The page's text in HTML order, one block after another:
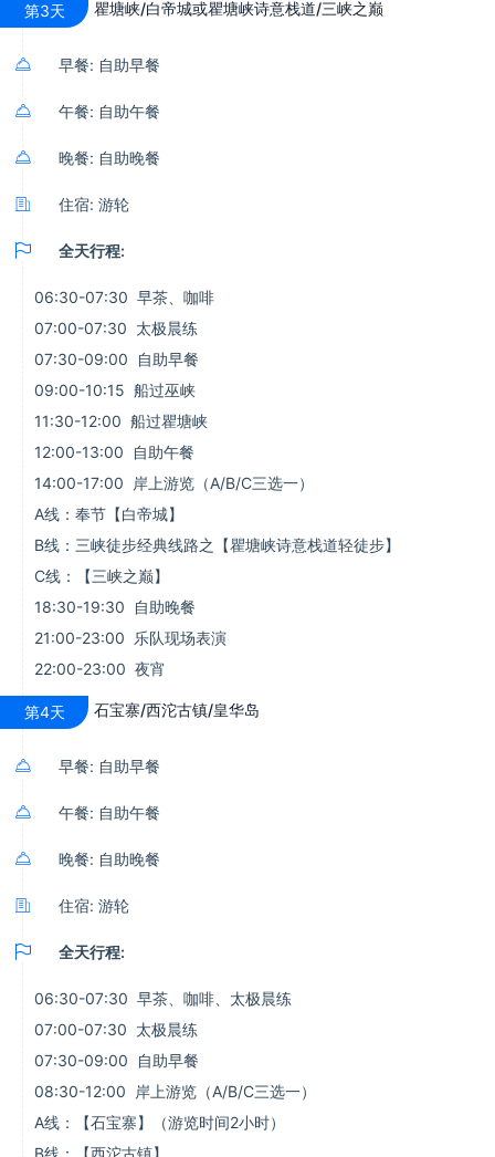
第3天 瞿塘峡/白帝城或瞿塘峡诗意栈道/三峡之巅
 早餐: 自助早餐
 午餐: 自助午餐
 晚餐: 自助晚餐
 住宿: 游轮
 全天行程:
06:30-07:30 早茶、咖啡
07:00-07:30 太极晨练
07:30-09:00 自助早餐
09:00-10:15 船过巫峡
11:30-12:00 船过瞿塘峡
12:00-13:00 自助午餐
14:00-17:00 岸上游览（A/B/C三选一）
A线：奉节【白帝城】
B线：三峡徒步经典线路之【瞿塘峡诗意栈道轻徒步】
C线：【三峡之巅】
18:30-19:30 自助晚餐
21:00-23:00 乐队现场表演
22:00-23:00 夜宵
第4天 石宝寨/西沱古镇/皇华岛
 早餐: 自助早餐
 午餐: 自助午餐
 晚餐: 自助晚餐
 住宿: 游轮
 全天行程:
06:30-07:30 早茶、咖啡、太极晨练
07:00-07:30 太极晨练
07:30-09:00 自助早餐
08:30-12:00 岸上游览（A/B/C三选一）
A线：【石宝寨】（游览时间2小时）
B线：【西沱古镇】